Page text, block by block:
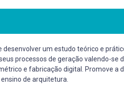
desenvolver um estudo teórico e
processos de geração valendo-se
e fabricação digital. Promove
de arquitetura.